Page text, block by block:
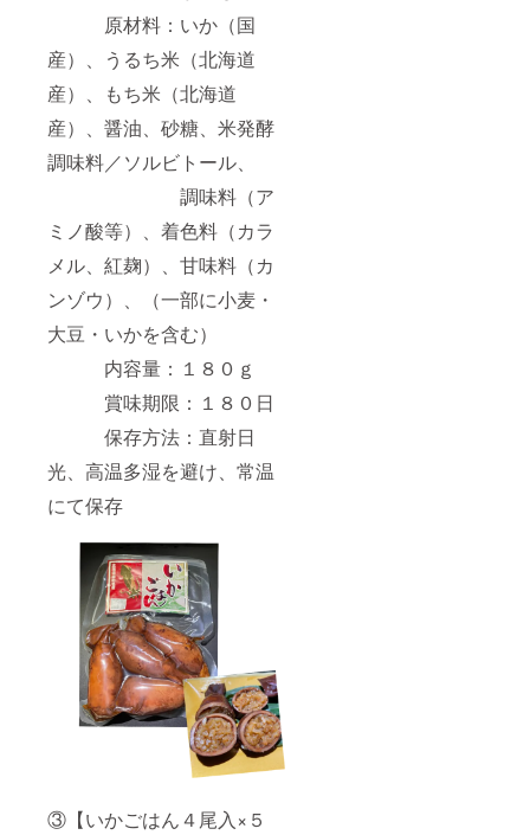
原材料：いか（国
産）、うるち米（北海道
産）、もち米（北海道
産）、醤油、砂糖、米発酵
調味料／ソルビトール、
調味料（ア
ミノ酸等）、着色料（カラ
メル、紅麹）、甘味料（カ
ンゾウ）、（一部に小麦・
大豆・いかを含む）
内容量：１８０ｇ
賞味期限：１８０日
保存方法：直射日
光、高温多湿を避け、常温
にて保存
③【いかごはん４尾入×５